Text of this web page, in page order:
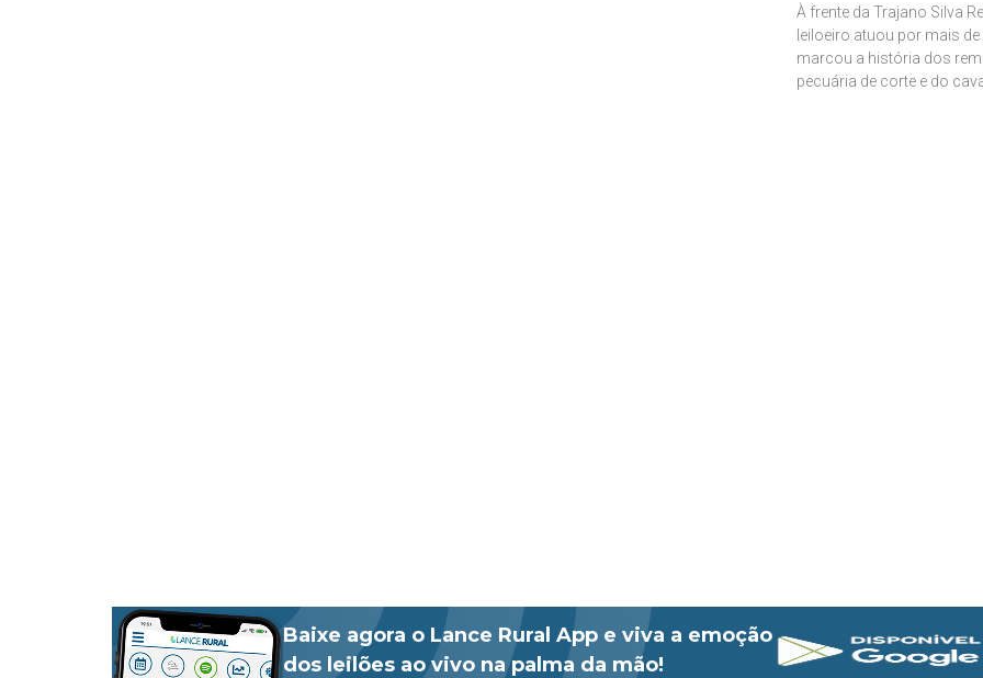
À frente da Trajano Silva
leiloeiro atuou por mais
marcou a história dos
pecuária de corte e do
Baixe agora o Lance Rural App e viva a emoção
dos leilões ao vivo na palma da mão!